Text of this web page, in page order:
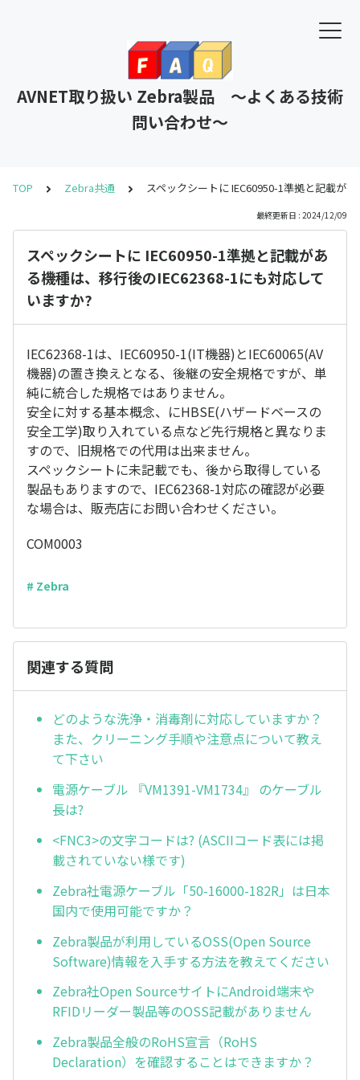
AVNET取り扱い Zebra製品 ～よくある技術
問い合わせ～
TOP Zebra共通 スペックシートに IEC60950-1準拠と記載が
最終更新日 : 2024/12/09
スペックシートに IEC60950-1準拠と記載があ
る機種は、移行後のIEC62368-1にも対応して
いますか?
IEC62368-1は、IEC60950-1(IT機器)とIEC60065(AV
機器)の置き換えとなる、後継の安全規格ですが、単
純に統合した規格ではありません。
安全に対する基本概念、にHBSE(ハザードベースの
安全工学)取り入れている点など先行規格と異なりま
すので、旧規格での代用は出来ません。
スペックシートに未記載でも、後から取得している
製品もありますので、IEC62368-1対応の確認が必要
な場合は、販売店にお問い合わせください。
COM0003
# Zebra
関連する質問
どのような洗浄・消毒剤に対応していますか？
また、クリーニング手順や注意点について教え
て下さい
電源ケーブル 『VM1391-VM1734』 のケーブル
長は?
<FNC3>の文字コードは? (ASCIIコード表には掲
載されていない様です)
Zebra社電源ケーブル「50-16000-182R」は日本
国内で使用可能ですか？
Zebra製品が利用しているOSS(Open Source
Software)情報を入手する方法を教えてください
Zebra社Open SourceサイトにAndroid端末や
RFIDリーダー製品等のOSS記載がありません
Zebra製品全般のRoHS宣言（RoHS
Declaration）を確認することはできますか？